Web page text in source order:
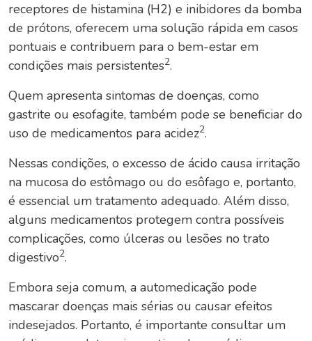
receptores de histamina (H2) e inibidores da bomba
de prótons, oferecem uma solução rápida em casos
pontuais e contribuem para o bem-estar em
condições mais persistentes2.
Quem apresenta sintomas de doenças, como
gastrite ou esofagite, também pode se beneficiar do
uso de medicamentos para acidez2.
Nessas condições, o excesso de ácido causa irritação
na mucosa do estômago ou do esôfago e, portanto,
é essencial um tratamento adequado. Além disso,
alguns medicamentos protegem contra possíveis
complicações, como úlceras ou lesões no trato
digestivo2.
Embora seja comum, a automedicação pode
mascarar doenças mais sérias ou causar efeitos
indesejados. Portanto, é importante consultar um